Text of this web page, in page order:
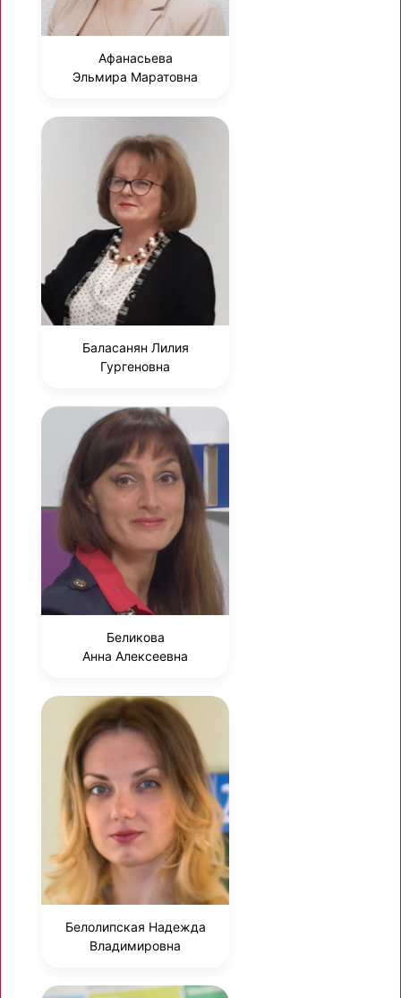
Афанасьева
Эльмира Маратовна
Баласанян Лилия
Гургеновна
Беликова
Анна Алексеевна
Белолипская Надежда
Владимировна